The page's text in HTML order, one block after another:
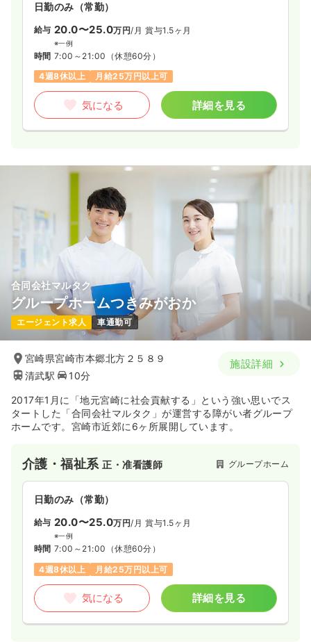
日勤のみ（常勤）
給与 20.0〜25.0万円/月 賞与1.5ヶ月
※一例
時間 7:00～21:00 （休憩60分）
4週8休以上
月給25万円以上可
気になる 詳細を見る
合同会社マルタク
グループホームつきみがおか
エージェント求人 車通勤可
宮崎県宮崎市本郷北方２５８９
清武駅
10分
施設詳細
2017年1月に「地元宮崎に社会貢献する」という強い思いでス
タートした「合同会社マルタク」が運営する障がい者グループ
ホームです。宮崎市近郊に6ヶ所展開しています。
介護・福祉系正・准看護師 グループホーム
日勤のみ（常勤）
給与 20.0〜25.0万円/月 賞与1.5ヶ月
※一例
時間 7:00～21:00 （休憩60分）
4週8休以上
月給25万円以上可
気になる 詳細を見る